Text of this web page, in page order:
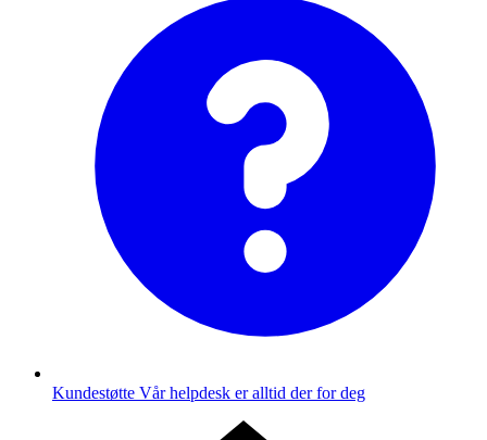
Kundestøtte Vår helpdesk er alltid der for deg